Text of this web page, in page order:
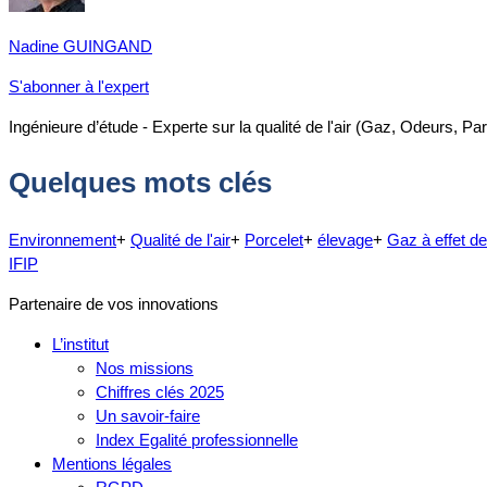
Nadine GUINGAND
S'abonner à l'expert
Ingénieure d’étude - Experte sur la qualité de l'air (Gaz, Odeurs,
Quelques mots clés
Environnement+ Qualité de l'air+ Porcelet+ élevage+ Gaz à effet
IFIP
Partenaire de vos innovations
L’institut
Nos missions
Chiffres clés 2025
Un savoir-faire
Index Egalité professionnelle
Mentions légales